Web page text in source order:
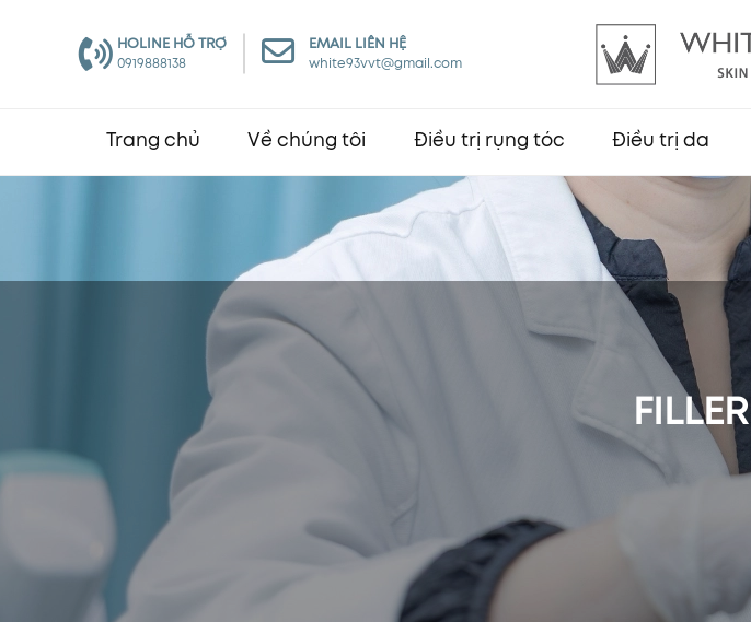
HOLINE HỖ TRỢ
0919888138
EMAIL LIÊN HỆ
white93vvt@gmail.com
Trang chủ Về chúng tôi Điều trị rụng tóc Điều trị da